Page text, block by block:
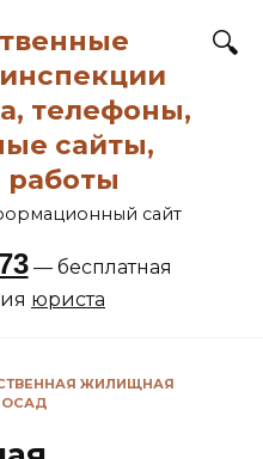
телефоны,
сайты,
работы
сайт
— бесплатная
юриста
ЖИЛИЩНАЯ